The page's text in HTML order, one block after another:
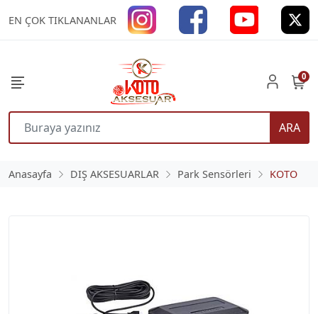
EN ÇOK TIKLANANLAR
ARA
0
Anasayfa DIŞ AKSESUARLAR Park Sensörleri KOTO